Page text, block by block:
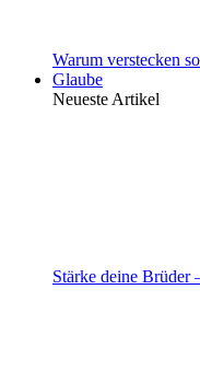
Warum verstecken
Glaube
Neueste Artikel
Stärke deine